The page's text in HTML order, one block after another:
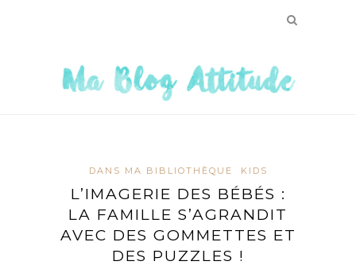
DANS MA BIBLIOTHÈQUE KIDS
L’IMAGERIE DES BÉBÉS :
LA FAMILLE S’AGRANDIT
AVEC DES GOMMETTES ET
DES PUZZLES !